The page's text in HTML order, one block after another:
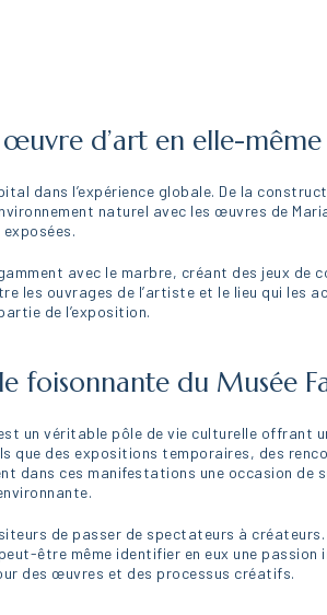
œuvre d’art en elle-même
dans l’expérience globale. De la
naturel avec les œuvres de
avec le marbre, créant des jeux
les ouvrages de l’artiste et le lieu qui les
de l’exposition.
foisonnante du Musée
un véritable pôle de vie culturelle offrant
que des expositions temporaires, des
dans ces manifestations une occasion de
de passer de spectateurs à
être même identifier en eux une
des œuvres et des processus créatifs.